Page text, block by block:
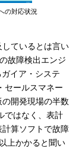
の対応状況
ているとは言い
故障検出エンジ
イア・システ
セールスマネー
開発現場の半数
ではなく、表計
算ソフトで故障
上かかると聞い